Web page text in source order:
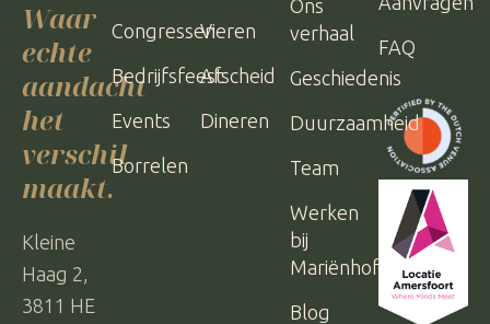
Waar
echte
aandacht
het
verschil
maakt.
Kleine
Haag 2,
3811 HE
Congressen
Bedrijfsfeest
Events
Borrelen
Vieren
Afscheid
Dineren
Ons
verhaal
Geschiedenis
Duurzaamheid
Team
Werken
bij
Mariënhof
Blog
FAQ